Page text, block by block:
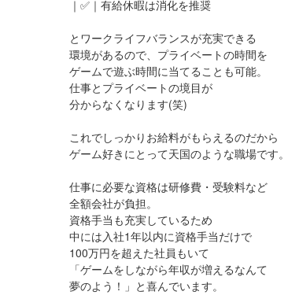
｜✅｜有給休暇は消化を推奨
とワークライフバランスが充実できる
環境があるので、プライベートの時間を
ゲームで遊ぶ時間に当てることも可能。
仕事とプライベートの境目が
分からなくなります(笑)
これでしっかりお給料がもらえるのだから
ゲーム好きにとって天国のような職場です。
仕事に必要な資格は研修費・受験料など
全額会社が負担。
資格手当も充実しているため
中には入社1年以内に資格手当だけで
100万円を超えた社員もいて
「ゲームをしながら年収が増えるなんて
夢のよう！」と喜んでいます。